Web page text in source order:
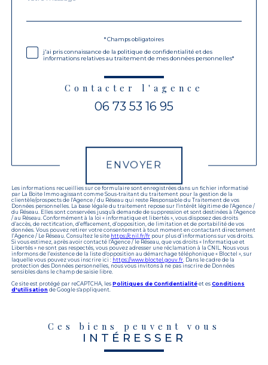
*
* Champs obligatoires
j'ai pris connaissance de la politique de confidentialité et des
informations relatives au traitement de mes données personnelles*
Contacter l'agence
06 73 53 16 95
ENVOYER
Les informations recueillies sur ce formulaire sont enregistrées dans un fichier informatisé
par La Boite Immo agissant comme Sous-traitant du traitement pour la gestion de la
clientèle/prospects de l'Agence / du Réseau qui reste Responsable du Traitement de vos
Données personnelles. La base légale du traitement repose sur l'intérêt légitime de l'Agence /
du Réseau. Elles sont conservées jusqu'à demande de suppression et sont destinées à l'Agence
/ au Réseau. Conformément à la loi « informatique et libertés », vous disposez des droits
d’accès, de rectification, d’effacement, d’opposition, de limitation et de portabilité de vos
données. Vous pouvez retirer votre consentement à tout moment en contactant directement
l’Agence / Le Réseau. Consultez le site https://cnil.fr/fr pour plus d’informations sur vos droits.
Si vous estimez, après avoir contacté l'Agence / le Réseau, que vos droits « Informatique et
Libertés » ne sont pas respectés, vous pouvez adresser une réclamation à la CNIL. Nous vous
informons de l’existence de la liste d'opposition au démarchage téléphonique « Bloctel », sur
laquelle vous pouvez vous inscrire ici : https://www.bloctel.gouv.fr. Dans le cadre de la
protection des Données personnelles, nous vous invitons à ne pas inscrire de Données
sensibles dans le champ de saisie libre.
Ce site est protégé par reCAPTCHA, les Politiques de Confidentialité et es Conditions
d'utilisation de Google s'appliquent.
Ces biens peuvent vous
INTÉRESSER